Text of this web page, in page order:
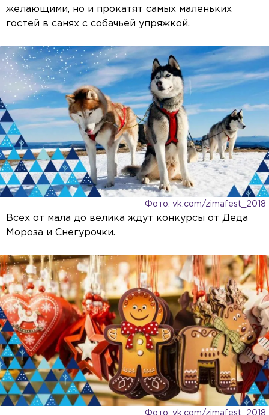
желающими, но и прокатят самых маленьких
гостей в санях с собачьей упряжкой.
Фото: vk.com/zimafest_2018
Всех от мала до велика ждут конкурсы от Деда
Мороза и Снегурочки.
Фото: vk.com/zimafest_2018